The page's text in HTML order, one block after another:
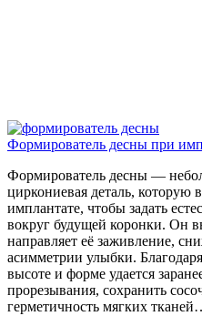
Формирователь десны при
Формирователь десны —
циркониевая деталь, которую
имплантате, чтобы задать
вокруг будущей коронки. Он
направляет её заживление,
асимметрии улыбки.
высоте и форме удается
прорезывания, сохранить
герметичность мягких